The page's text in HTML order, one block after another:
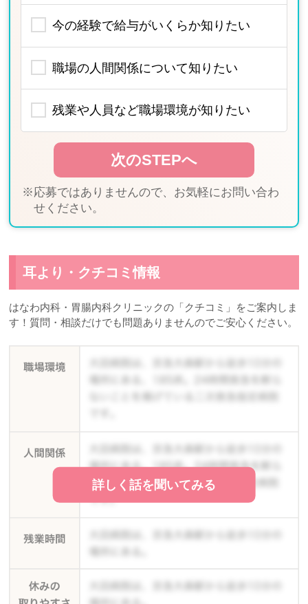
今の経験で給与がいくらか知りたい
職場の人間関係について知りたい
残業や人員など職場環境が知りたい
※応募ではありませんので、お気軽にお問い合わ
せください。
耳より・クチコミ情報
はなわ内科・胃腸内科クリニックの「クチコミ」をご案内しま
す！質問・相談だけでも問題ありませんのでご安心ください。
詳しく話を聞いてみる